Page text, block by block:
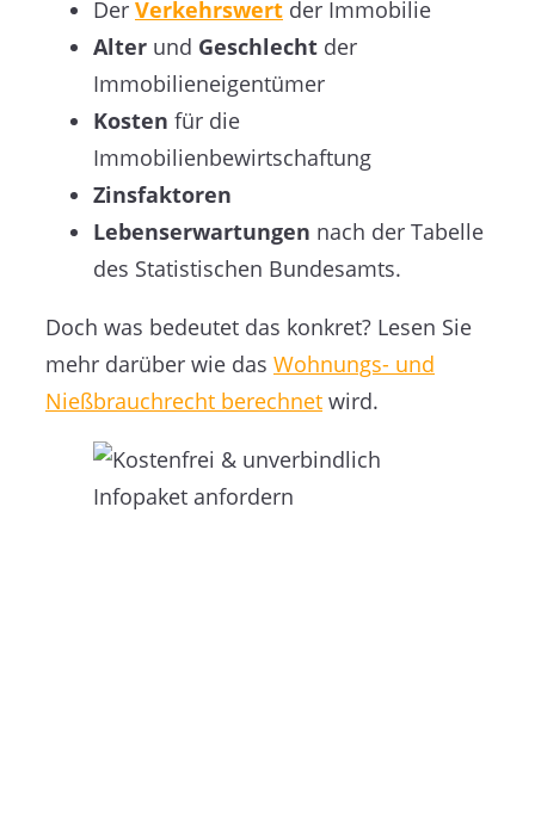
Der Verkehrswert der Immobilie
Alter und Geschlecht der
Immobilieneigentümer
Kosten für die
Immobilienbewirtschaftung
Zinsfaktoren
Lebenserwartungen nach der Tabelle
des Statistischen Bundesamts.
Doch was bedeutet das konkret? Lesen Sie
mehr darüber wie das Wohnungs- und
Nießbrauchrecht berechnet wird.